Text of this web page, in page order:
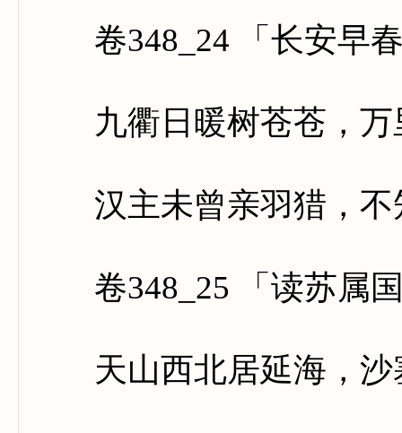
卷348_24 「长安早春
九衢日暖树苍苍，万
汉主未曾亲羽猎，不
卷348_25 「读苏属
天山西北居延海，沙